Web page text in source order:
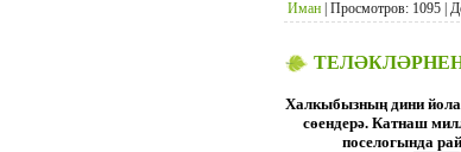
Иман Просмотров: 1095
Халкыбызның дини
сөендерә. Катнаш
поселогында